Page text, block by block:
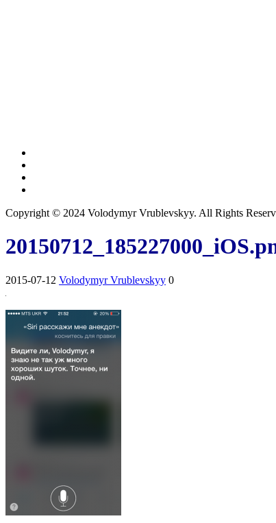
Copyright © 2024 Volodymyr Vrublevskyy. All Rights
2015-07-12 Volodymyr Vrublevskyy 0